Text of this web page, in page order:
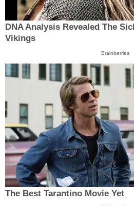
DNA Analysis Revealed The
Vikings
Brainberries
The Best Tarantino Movie Yet